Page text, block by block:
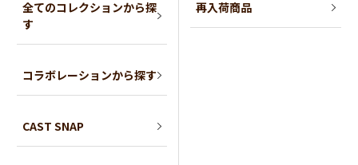
全てのコレクションから探
す
コラボレーションから探す
CAST SNAP
再入荷商品